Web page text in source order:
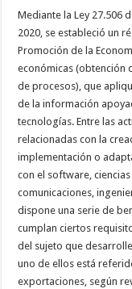
Mediante la Ley 27.506
2020, se estableció un
Promoción de la
económicas (obtención
de procesos), que
de la información
tecnologías. Entre las
relacionadas con la
implementación o
con el software,
comunicaciones,
dispone una serie de
cumplan ciertos
del sujeto que
uno de ellos está
exportaciones, según